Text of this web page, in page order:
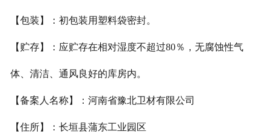
【包装】：初包装用塑料袋密封。
【贮存】：应贮存在相对湿度不超过80％，无腐蚀性气
体、清洁、通风良好的库房内。
【备案人名称】：河南省豫北卫材有限公司
【住所】：长垣县蒲东工业园区